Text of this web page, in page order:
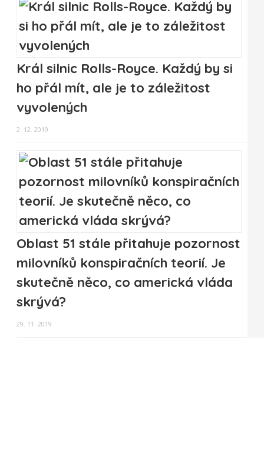
Král silnic Rolls-Royce. Každý by si
ho přál mít, ale je to záležitost
vyvolených
2. 12. 2019
Oblast 51 stále přitahuje pozornost
milovníků konspiračních teorií. Je
skutečně něco, co americká vláda
skrývá?
29. 11. 2019